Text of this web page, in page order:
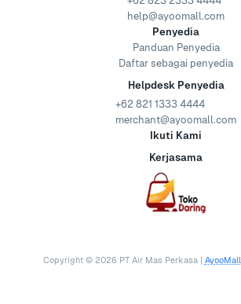
help@ayoomall.com
Penyedia
Panduan Penyedia
Daftar sebagai penyedia
Helpdesk Penyedia
+62 821 1333 4444
merchant@ayoomall.com
Ikuti Kami
Kerjasama
Copyright © 2026 PT Air Mas Perkasa | AyooMall